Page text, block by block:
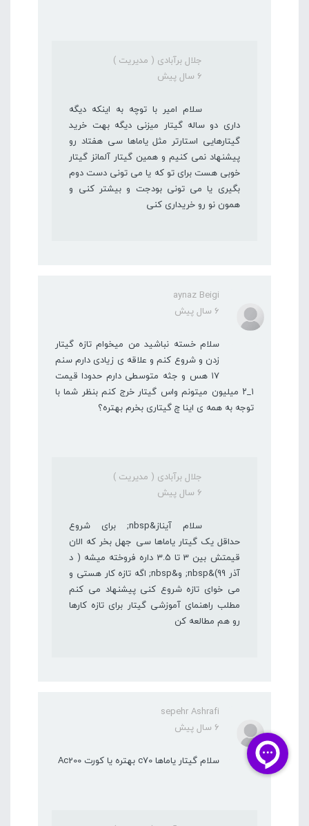
جلال برآبادی ( مدیریت )
6 سال پیش
سلام امیر با توچه به اینکه دیگه
داری دو ساله گیتار میزنی دیگه بهت خرید
گیتارهایی استارتر مثل یاماها سی هفتاد رو
پیشنهاد نمی کنیم و همین گیتار آلمانز گیتار
خوبی هست برای تو که یا می تونی دست دوم
بگیری یا می تونی بودجت و بیشتر کنی و
همون نو رو خریداری کنی
aynaz Beigi
6 سال پیش
سلام خسته نباشید من میخوام تازه گیتار
زدن و شروع کنم و علاقه ی زیادی دارم سنم
۱۷ هس و جثه متوسطی دارم حدودا قیمت
۱_۲ میلیون میتونم واس گیتار خرج کنم بنظر شما با
توجه به همه ی اینا چ گیتاری بخرم بهتره؟
جلال برآبادی ( مدیریت )
6 سال پیش
سلام آیناز&nbsp; برای شروع
حداقل یک گیتار یاماها سی جهل بخر که الان
قیمتش بین 3 تا 3.5 داره فروخته میشه ( د
آذر 99)&nbsp; و&nbsp; اگه تازه کار هستی و
می خوای تازه شروع کنی پیشنهاد می کنم
مطلب راهنمای آموزشی گیتار برای تازه کارها
رو هم مطالعه کن
sepehr Ashrafi
6 سال پیش
سلام گیتار یاماها c70 بهتره یا کورت Ac200